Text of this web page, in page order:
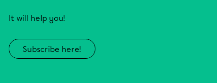
It will help you!
Subscribe here!